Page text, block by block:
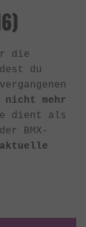
die
du
nicht mehr
dient als
BMX-